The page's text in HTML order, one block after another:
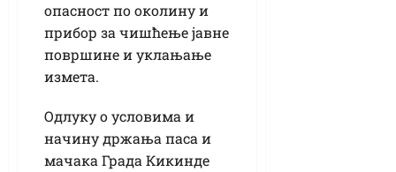
опасност по околину и
прибор за чишћење јавне
површине и уклањање
измета.
Одлуку о условима и
начину држања паса и
мачака Града Кикинде